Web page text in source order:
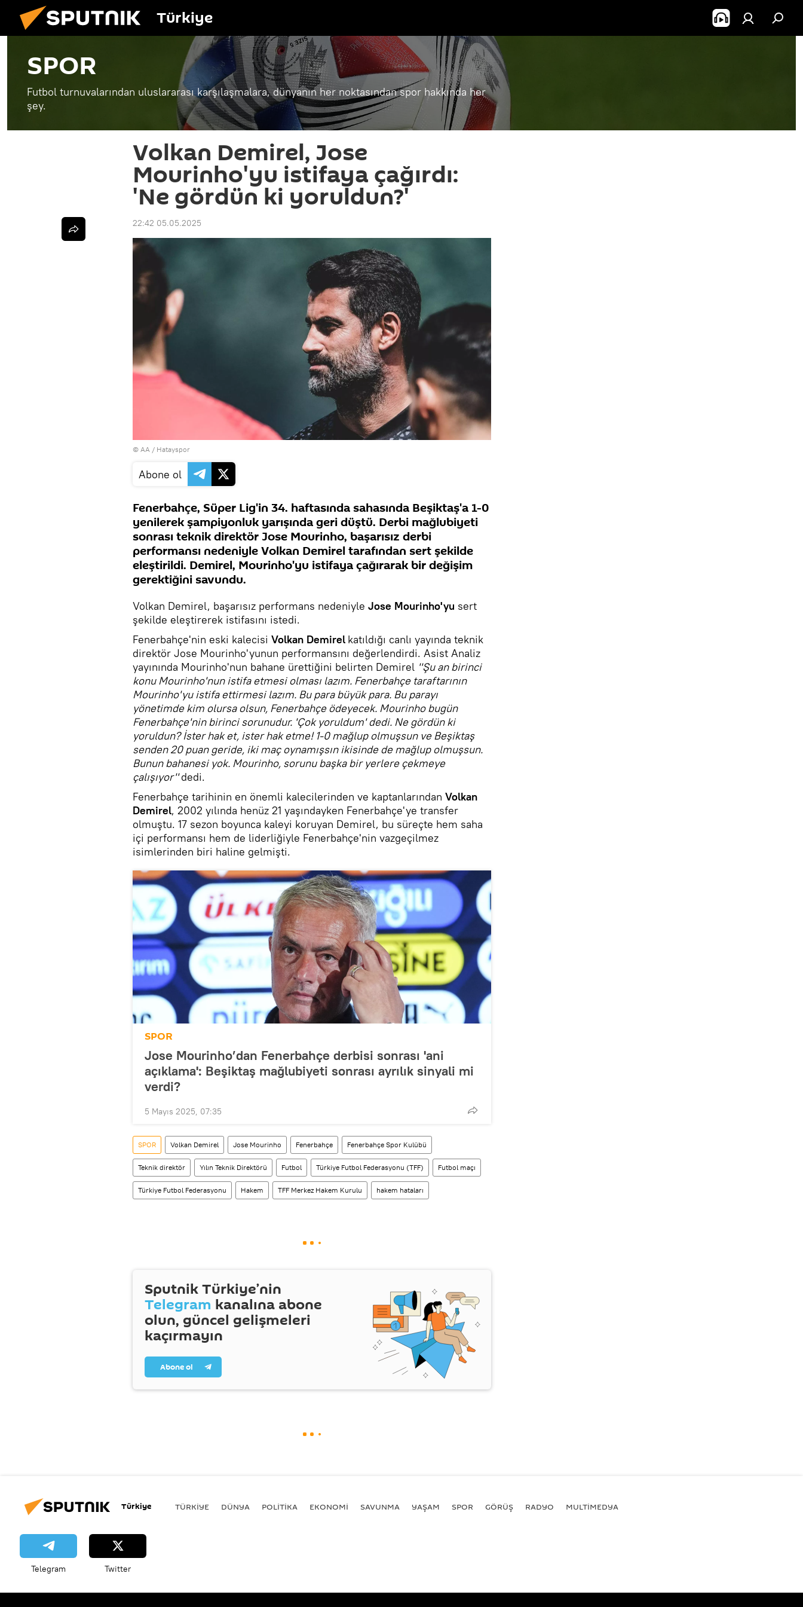
Türkiye
SPOR
Futbol turnuvalarından uluslararası karşılaşmalara, dünyanın her noktasından spor hakkında her
şey.
Volkan Demirel, Jose
Mourinho'yu istifaya çağırdı:
'Ne gördün ki yoruldun?'
22:42 05.05.2025
© AA / Hatayspor
Abone ol
Fenerbahçe, Süper Lig'in 34. haftasında sahasında Beşiktaş'a 1-0
yenilerek şampiyonluk yarışında geri düştü. Derbi mağlubiyeti
sonrası teknik direktör Jose Mourinho, başarısız derbi
performansı nedeniyle Volkan Demirel tarafından sert şekilde
eleştirildi. Demirel, Mourinho'yu istifaya çağırarak bir değişim
gerektiğini savundu.
Volkan Demirel, başarısız performans nedeniyle Jose Mourinho'yu sert
şekilde eleştirerek istifasını istedi.
Fenerbahçe'nin eski kalecisi Volkan Demirel katıldığı canlı yayında teknik
direktör Jose Mourinho'yunun performansını değerlendirdi. Asist Analiz
yayınında Mourinho'nun bahane ürettiğini belirten Demirel ''Şu an birinci
konu Mourinho'nun istifa etmesi olması lazım. Fenerbahçe taraftarının
Mourinho'yu istifa ettirmesi lazım. Bu para büyük para. Bu parayı
yönetimde kim olursa olsun, Fenerbahçe ödeyecek. Mourinho bugün
Fenerbahçe'nin birinci sorunudur. 'Çok yoruldum' dedi. Ne gördün ki
yoruldun? İster hak et, ister hak etme! 1-0 mağlup olmuşsun ve Beşiktaş
senden 20 puan geride, iki maç oynamışsın ikisinde de mağlup olmuşsun.
Bunun bahanesi yok. Mourinho, sorunu başka bir yerlere çekmeye
çalışıyor''dedi.
Fenerbahçe tarihinin en önemli kalecilerinden ve kaptanlarından Volkan
Demirel, 2002 yılında henüz 21 yaşındayken Fenerbahçe'ye transfer
olmuştu. 17 sezon boyunca kaleyi koruyan Demirel, bu süreçte hem saha
içi performansı hem de liderliğiyle Fenerbahçe'nin vazgeçilmez
isimlerinden biri haline gelmişti.
SPOR
Jose Mourinho’dan Fenerbahçe derbisi sonrası 'ani
açıklama': Beşiktaş mağlubiyeti sonrası ayrılık sinyali mi
verdi?
5 Mayıs 2025, 07:35
SPOR Volkan Demirel Jose Mourinho Fenerbahçe Fenerbahçe Spor Kulübü
Teknik direktör Yılın Teknik Direktörü Futbol Türkiye Futbol Federasyonu (TFF) Futbol maçı
Türkiye Futbol Federasyonu Hakem TFF Merkez Hakem Kurulu hakem hataları
Sputnik Türkiye’nin
Telegram kanalına abone
olun, güncel gelişmeleri
kaçırmayın
Abone ol
Türkiye TÜRKIYE DÜNYA POLİTİKA EKONOMİ SAVUNMA YAŞAM SPOR GÖRÜŞ RADYO MULTİMEDYA
Telegram Twitter